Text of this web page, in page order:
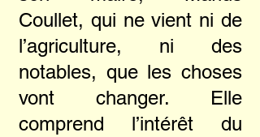
Coullet, qui ne vient ni de
l’agriculture, ni des
notables, que les choses
vont changer. Elle
comprend l’intérêt du